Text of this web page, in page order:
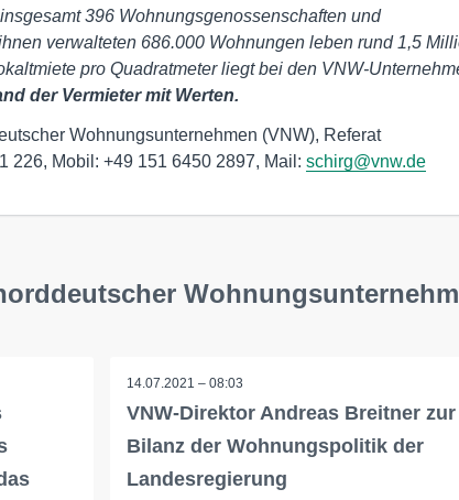
396 Wohnungsgenossenschaften und
verwalteten 686.000 Wohnungen leben rund 1,5
pro Quadratmeter liegt bei den VNW-
der Vermieter mit Werten.
Wohnungsunternehmen (VNW), Referat
226, Mobil: +49 151 6450 2897, Mail: schirg@vnw.de
14.07.2021 – 08:03
VNW-Direktor Andreas Breitner zur
Bilanz der Wohnungspolitik der
Landesregierung